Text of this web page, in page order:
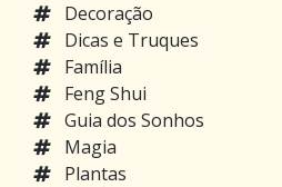
Decoração
Dicas e Truques
Família
Feng Shui
Guia dos Sonhos
Magia
Plantas